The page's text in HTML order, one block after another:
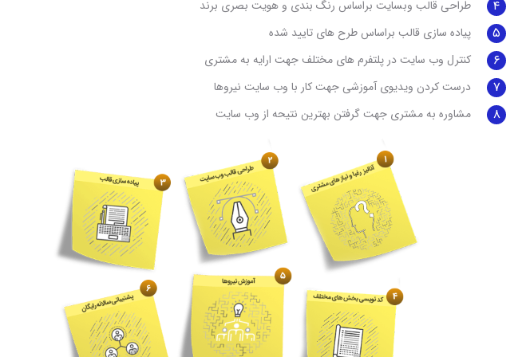
۴ طراحی قالب وبسایت براساس رنگ بندی و هویت بصری برند
۵ پیاده سازی قالب براساس طرح های تایید شده
۶ کنترل وب سایت در پلتفرم های مختلف جهت ارایه به مشتری
۷ درست کردن ویدیوی آموزشی جهت کار با وب سایت نیروها
۸ مشاوره به مشتری جهت گرفتن بهترین نتیحه از وب سایت